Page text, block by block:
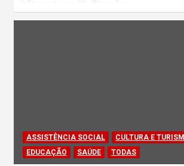
ASSISTÊNCIA SOCIAL
CULTURA E
EDUCAÇÃO
SAÚDE TODAS